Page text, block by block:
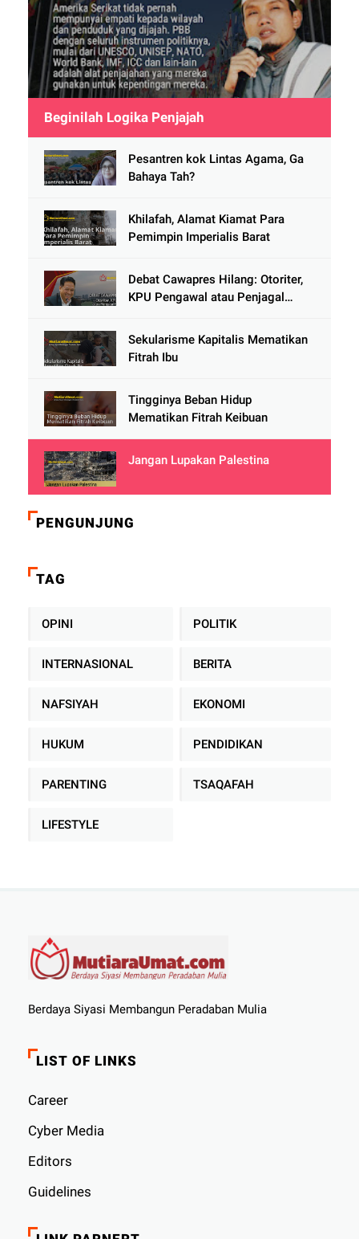
Beginilah Logika Penjajah
Pesantren kok Lintas Agama, Ga
Bahaya Tah?
Khilafah, Alamat Kiamat Para
Pemimpin Imperialis Barat
Debat Cawapres Hilang: Otoriter,
KPU Pengawal atau Penjagal
Sekularisme Kapitalis Mematikan
Fitrah Ibu
Tingginya Beban Hidup
Mematikan Fitrah Keibuan
Jangan Lupakan Palestina
PENGUNJUNG
TAG
OPINI POLITIK
INTERNASIONAL BERITA
NAFSIYAH EKONOMI
HUKUM PENDIDIKAN
PARENTING TSAQAFAH
LIFESTYLE
Berdaya Siyasi Membangun Peradaban Mulia
LIST OF LINKS
Career
Cyber ​​Media
Editors
Guidelines